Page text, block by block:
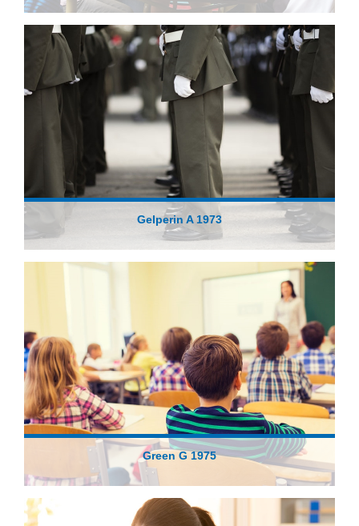
Gelperin A 1973
Green G 1975